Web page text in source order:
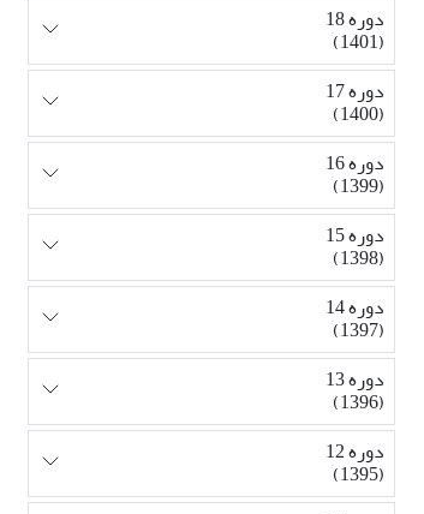
دوره 18
(1401)
دوره 17
(1400)
دوره 16
(1399)
دوره 15
(1398)
دوره 14
(1397)
دوره 13
(1396)
دوره 12
(1395)